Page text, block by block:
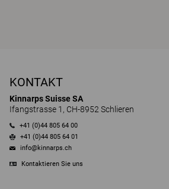
KONTAKT
Kinnarps Suisse SA
Ifangstrasse 1, CH-8952 Schlieren
+41 (0)44 805 64 00
+41 (0)44 805 64 01
info@kinnarps.ch
Kontaktieren Sie uns